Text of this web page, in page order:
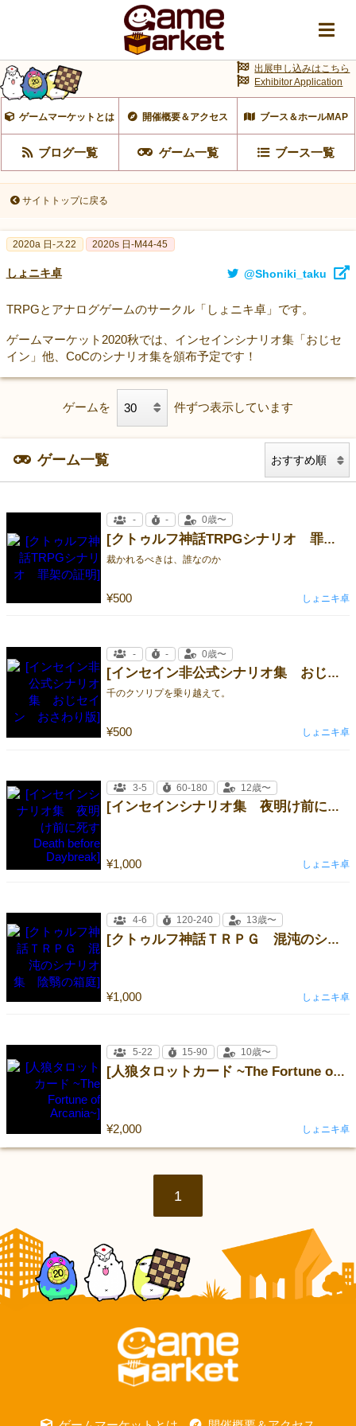
ゲームマーケットとは 開催概要＆アクセス ブース＆ホールMAP
ブログ一覧 ゲーム一覧 ブース一覧
出展申し込みはこちら
Exhibitor Application
サイトトップに戻る
2020a 日-ス22 2020s 日-M44-45
しょニキ卓 @Shoniki_taku
TRPGとアナログゲームのサークル「しょニキ卓」です。
ゲームマーケット2020秋では、インセインシナリオ集「おじセ
イン」他、CoCのシナリオ集を頒布予定です！
ゲームを 件ずつ表示しています
ゲーム一覧
[クトゥルフ神話TRPGシナリオ 罪架の証明]
裁かれるべきは、誰なのか
¥500
- - 0歳〜
しょニキ卓
[インセイン非公式シナリオ集 おじセイン おさわり版]
千のクソリプを乗り越えて。
¥500
- - 0歳〜
しょニキ卓
[インセインシナリオ集 夜明け前に死す Death before Daybreak]
¥1,000
3-5 60-180 12歳〜
しょニキ卓
[クトゥルフ神話ＴＲＰＧ 混沌のシナリオ集 陰翳の箱庭]
¥1,000
4-6 120-240 13歳〜
しょニキ卓
[人狼タロットカード ~The Fortune of Arcania~]
¥2,000
5-22 15-90 10歳〜
しょニキ卓
1